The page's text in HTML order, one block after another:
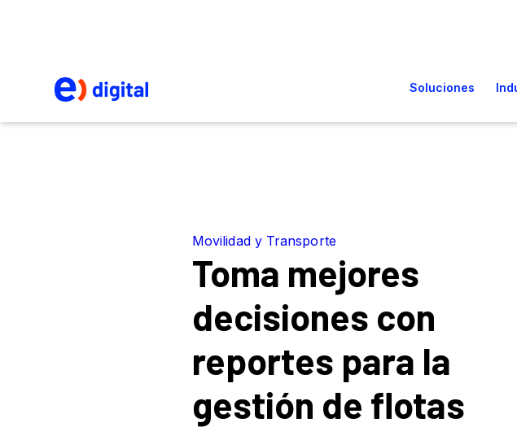
Movilidad y Transporte
Toma mejores
decisiones con
reportes para la
gestión de flotas